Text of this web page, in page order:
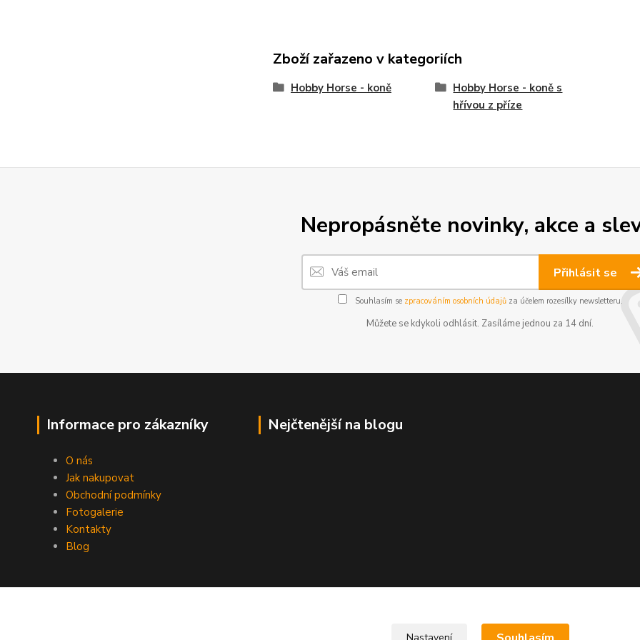
Zboží zařazeno v kategoriích
Hobby Horse - koně
Hobby Horse - koně s
hřívou z příze
Nepropásněte novinky, akce a
Přihlásit se
Souhlasím se zpracováním osobních údajůza účelem rozesílky newsletteru.
Můžete se kdykoli odhlásit. Zasíláme jednou za 14 dní.
Informace pro zákazníky
O nás
Jak nakupovat
Obchodní podmínky
Fotogalerie
Kontakty
Blog
Nejčtenější na blogu